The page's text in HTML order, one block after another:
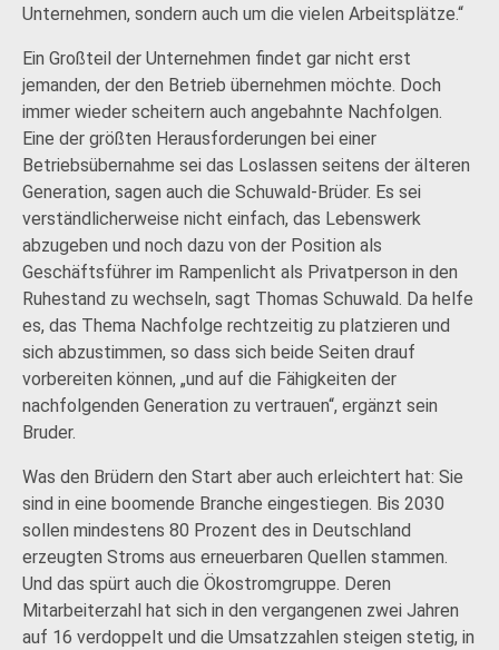
Unternehmen, sondern auch um die vielen Arbeitsplätze.“
Ein Großteil der Unternehmen findet gar nicht erst
jemanden, der den Betrieb übernehmen möchte. Doch
immer wieder scheitern auch angebahnte Nachfolgen.
Eine der größten Herausforderungen bei einer
Betriebsübernahme sei das Loslassen seitens der älteren
Generation, sagen auch die Schuwald-Brüder. Es sei
verständlicherweise nicht einfach, das Lebenswerk
abzugeben und noch dazu von der Position als
Geschäftsführer im Rampenlicht als Privatperson in den
Ruhestand zu wechseln, sagt Thomas Schuwald. Da helfe
es, das Thema Nachfolge rechtzeitig zu platzieren und
sich abzustimmen, so dass sich beide Seiten drauf
vorbereiten können, „und auf die Fähigkeiten der
nachfolgenden Generation zu vertrauen“, ergänzt sein
Bruder.
Was den Brüdern den Start aber auch erleichtert hat: Sie
sind in eine boomende Branche eingestiegen. Bis 2030
sollen mindestens 80 Prozent des in Deutschland
erzeugten Stroms aus erneuerbaren Quellen stammen.
Und das spürt auch die Ökostromgruppe. Deren
Mitarbeiterzahl hat sich in den vergangenen zwei Jahren
auf 16 verdoppelt und die Umsatzzahlen steigen stetig, in